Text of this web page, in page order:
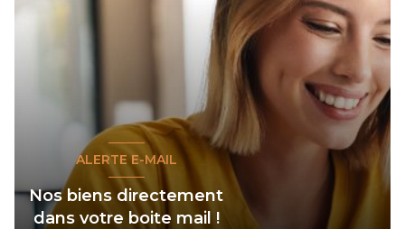
ALERTE E-MAIL
Nos biens directement
dans votre boite mail !